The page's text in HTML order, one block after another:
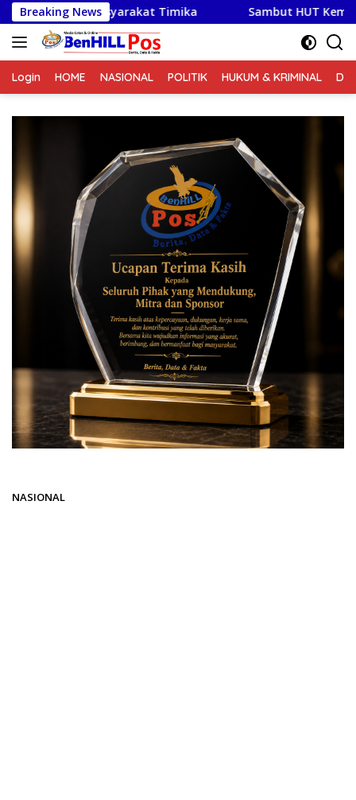
Langsung
ke
konten
Breaking News
Timika Sambut HUT Kemerdekaan RI Ke-81,
Login HOME NASIONAL POLITIK HUKUM & KRIMINAL
NASIONAL